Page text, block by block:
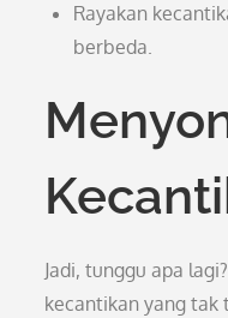
Rayakan
berbeda.
Jadi, tunggu apa
kecantikan yang tak